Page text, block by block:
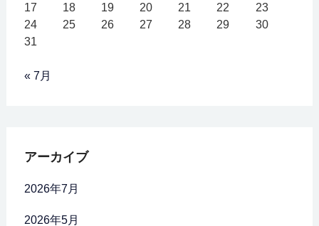
17
18 19 20 21 22
23
24
25 26 27 28 29
30
31
« 7月
アーカイブ
2026年7月
2026年5月